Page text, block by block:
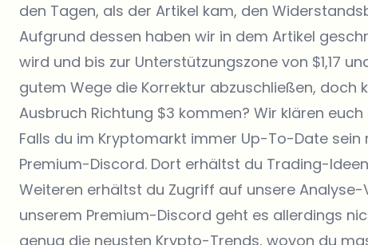
den Tagen, als der Artikel kam, den
Aufgrund dessen haben wir in dem Artikel
wird und bis zur Unterstützungszone von $1,17
gutem Wege die Korrektur abzuschließen, doch
Ausbruch Richtung $3 kommen? Wir klären euch
Falls du im Kryptomarkt immer Up-To-Date
Premium-Discord. Dort erhältst du Trading-
Weiteren erhältst du Zugriff auf unsere
unserem Premium-Discord geht es allerdings
genug die neusten Krypto-Trends, wovon du